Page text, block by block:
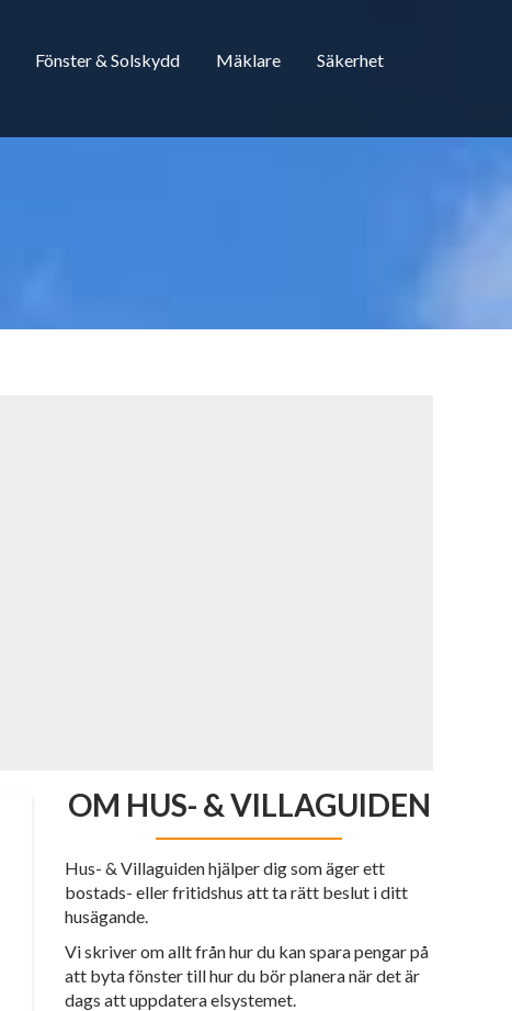
Fönster & Solskydd Mäklare Säkerhet
OM HUS- & VILLAGUIDEN
Hus- & Villaguiden hjälper dig som äger ett
bostads- eller fritidshus att ta rätt beslut i ditt
husägande.
Vi skriver om allt från hur du kan spara pengar på
att byta fönster till hur du bör planera när det är
dags att uppdatera elsystemet.